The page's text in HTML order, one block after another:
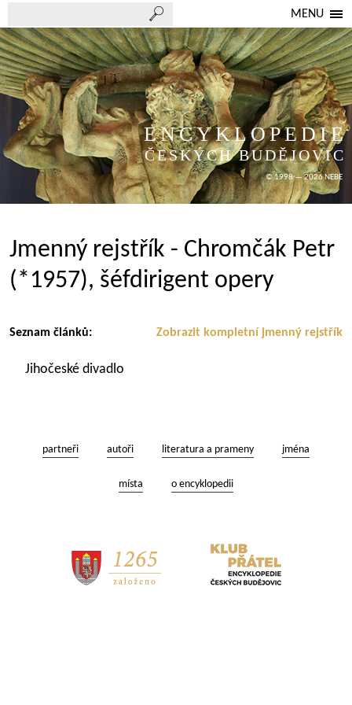
MENU
ENCYKLOPEDIE
ČESKÝCH BUDĚJOVIC
© 1998 — 2026 NEBE
Jmenný rejstřík - Chromčák Petr
(*1957), šéfdirigent opery
Zobrazit kompletní jmenný rejstřík
Seznam článků:
Jihočeské divadlo
partneři autoři literatura a prameny jména
místa o encyklopedii